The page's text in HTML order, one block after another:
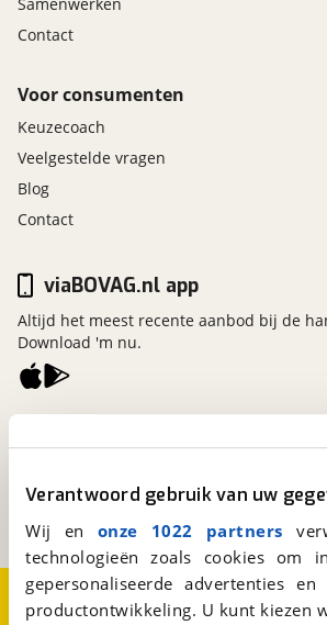
Verantwoord gebruik van uw
Wij en onze 1022 partners
technologieën zoals cookies
gepersonaliseerde advertenties
productontwikkeling. U kunt kiezen
Samenwerken
Contact
Voor consumenten
Keuzecoach
Veelgestelde vragen
Blog
Contact
Een initiatief van
viaBOVAG.nl app
Altijd het meest recente aanbod bij de
Download 'm nu.
Over viaBOVAG.nlDisclaimer- en
CookievoorkeurenVacatures